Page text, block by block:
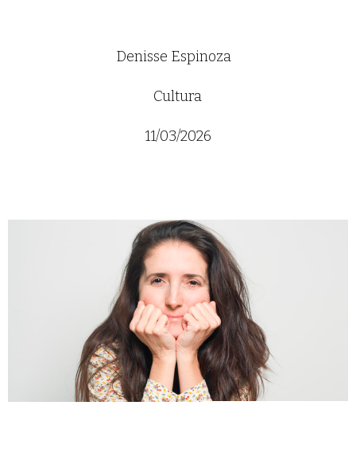
Denisse Espinoza
Cultura
11/03/2026